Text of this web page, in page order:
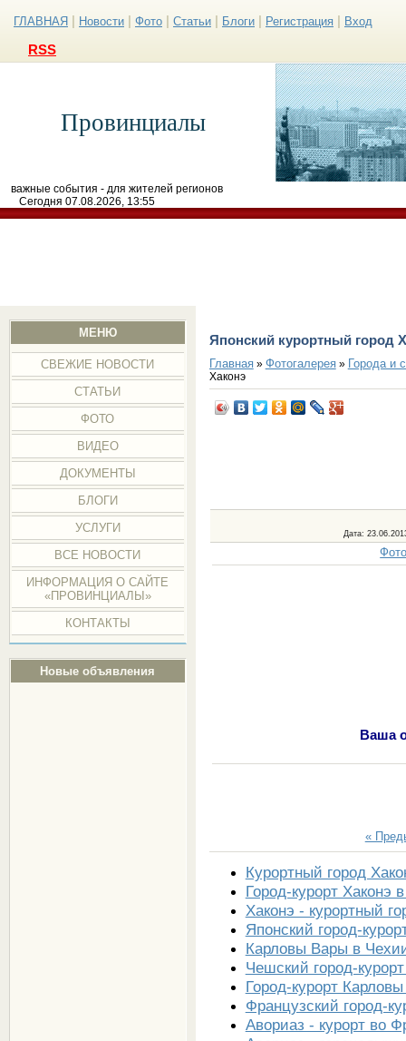
ГЛАВНАЯ Новости Фото Статьи Блоги Регистрация Вход
RSS
Провинциалы
важные события - для жителей регионов
Сегодня 07.08.2026, 13:55
МЕНЮ
СВЕЖИЕ НОВОСТИ
СТАТЬИ
ФОТО
ВИДЕО
ДОКУМЕНТЫ
БЛОГИ
УСЛУГИ
ВСЕ НОВОСТИ
ИНФОРМАЦИЯ О САЙТЕ
«ПРОВИНЦИАЛЫ»
КОНТАКТЫ
Новые объявления
Японский курортный город
Главная» Фотогалерея» Города и
Хаконэ
Дата:
Ваша
«
Курортный город
Город-курорт Хаконэ
Хаконэ - курортный
Японский город-
Карловы Вары в
Чешский город-
Город-курорт
Французский город-
Авориаз - курорт во